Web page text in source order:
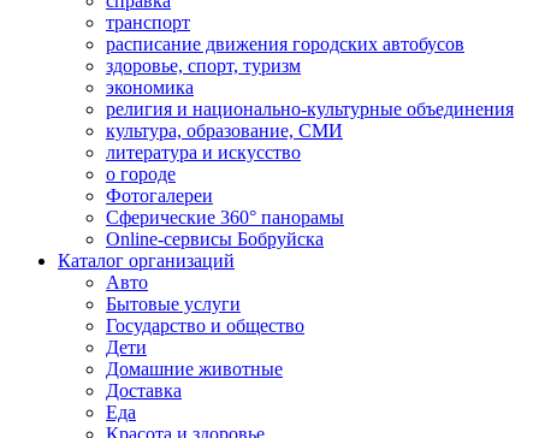
транспорт
расписание движения городских автобусов
здоровье, спорт, туризм
экономика
религия и национально-культурные объединения
культура, образование, СМИ
литература и искусство
о городе
Фотогалереи
Сферические 360° панорамы
Online-сервисы Бобруйска
Каталог организаций
Авто
Бытовые услуги
Государство и общество
Дети
Домашние животные
Доставка
Еда
Красота и здоровье